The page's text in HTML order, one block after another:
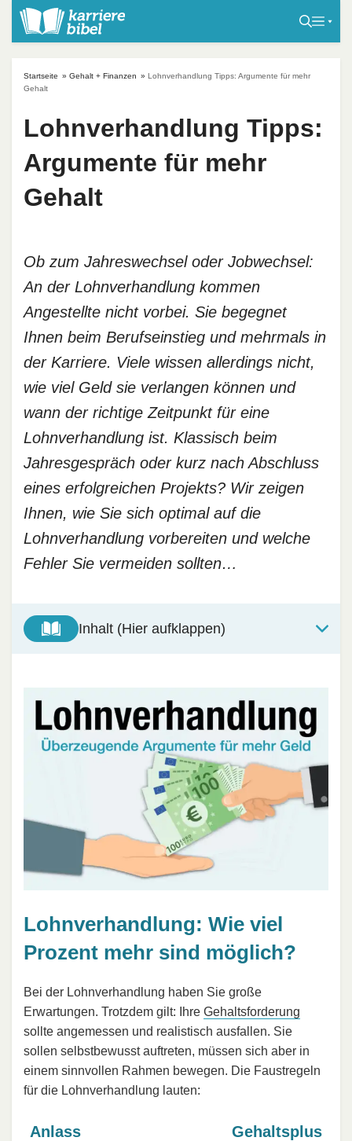
Startseite » Gehalt + Finanzen » Lohnverhandlung Tipps: Argumente für mehr
Gehalt
Lohnverhandlung Tipps:
Argumente für mehr
Gehalt
Ob zum Jahreswechsel oder Jobwechsel:
An der Lohnverhandlung kommen
Angestellte nicht vorbei. Sie begegnet
Ihnen beim Berufseinstieg und mehrmals in
der Karriere. Viele wissen allerdings nicht,
wie viel Geld sie verlangen können und
wann der richtige Zeitpunkt für eine
Lohnverhandlung ist. Klassisch beim
Jahresgespräch oder kurz nach Abschluss
eines erfolgreichen Projekts? Wir zeigen
Ihnen, wie Sie sich optimal auf die
Lohnverhandlung vorbereiten und welche
Fehler Sie vermeiden sollten…
Inhalt (Hier aufklappen)
Lohnverhandlung: Wie viel
Prozent mehr sind möglich?
Bei der Lohnverhandlung haben Sie große
Erwartungen. Trotzdem gilt: Ihre Gehaltsforderung
sollte angemessen und realistisch ausfallen. Sie
sollen selbstbewusst auftreten, müssen sich aber in
einem sinnvollen Rahmen bewegen. Die Faustregeln
für die Lohnverhandlung lauten:
Anlass Gehaltsplus